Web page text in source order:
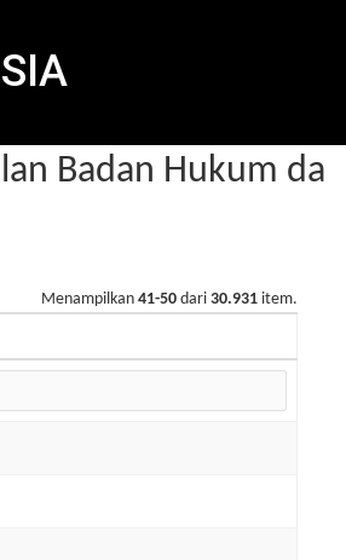
Badan Hukum
Menampilkan 41-50 dari 30.931 item.